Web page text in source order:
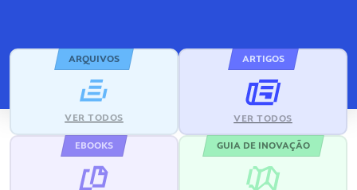
ARQUIVOS
VER TODOS
ARTIGOS
VER TODOS
EBOOKS GUIA DE INOVAÇÃO